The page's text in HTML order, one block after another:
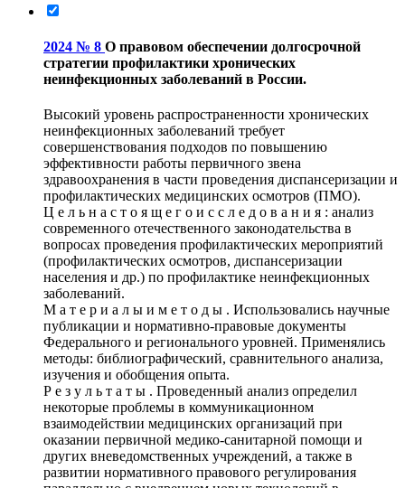
2024 № 8 О правовом обеспечении долгосрочной
стратегии профилактики хронических
неинфекционных заболеваний в России.
Высокий уровень распространенности хронических
неинфекционных заболеваний требует
совершенствования подходов по повышению
эффективности работы первичного звена
здравоохранения в части проведения диспансеризации и
профилактических медицинских осмотров (ПМО).
Ц е л ь н а с т о я щ е г о и с с л е д о в а н и я : анализ
современного отечественного законодательства в
вопросах проведения профилактических мероприятий
(профилактических осмотров, диспансеризации
населения и др.) по профилактике неинфекционных
заболеваний.
М а т е р и а л ы и м е т о д ы . Использовались научные
публикации и нормативно-правовые документы
Федерального и регионального уровней. Применялись
методы: библиографический, сравнительного анализа,
изучения и обобщения опыта.
Р е з у л ь т а т ы . Проведенный анализ определил
некоторые проблемы в коммуникационном
взаимодействии медицинских организаций при
оказании первичной медико-санитарной помощи и
других вневедомственных учреждений, а также в
развитии нормативного правового регулирования